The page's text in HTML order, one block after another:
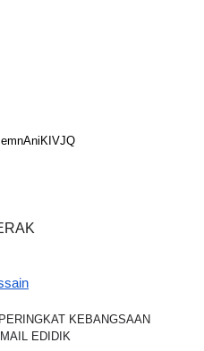
KEBANGSAAN
EDIDIK